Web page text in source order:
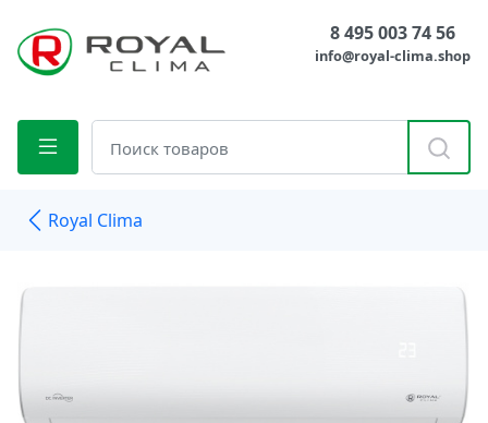
8 495 003 74 56
info@royal-clima.shop
Royal Clima